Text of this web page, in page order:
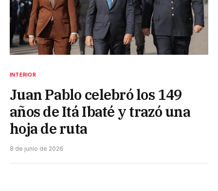
INTERIOR
Juan Pablo celebró los 149
años de Itá Ibaté y trazó una
hoja de ruta
8 de junio de 2026